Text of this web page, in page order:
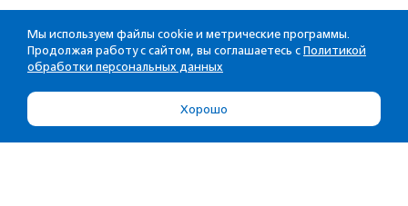
Мы используем файлы cookie и метрические программы.
Продолжая работу с сайтом, вы соглашаетесь с Политикой
обработки персональных данных
Хорошо